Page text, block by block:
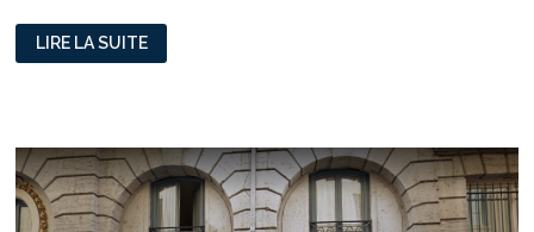
RASSEMBLEMENT
FÉMINISTE
EN
LIRE LA SUITE